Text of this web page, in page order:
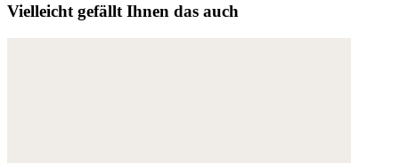
Vielleicht gefällt Ihnen das auch